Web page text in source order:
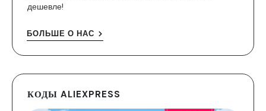
дешевле!
БОЛЬШЕ О НАС
КОДЫ ALIEXPRESS